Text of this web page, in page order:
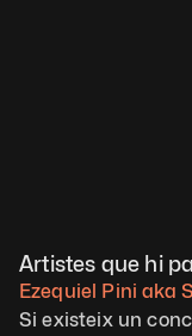
Artistes que hi
Ezequiel Pini aka
Si existeix un